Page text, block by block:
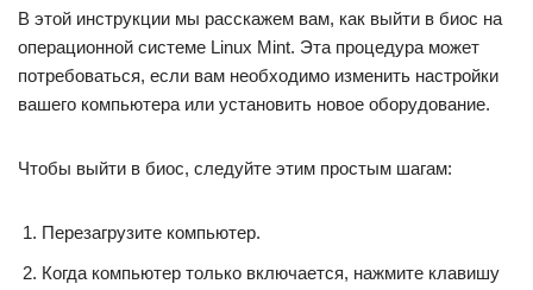
В этой инструкции мы расскажем вам, как выйти в биос на
операционной системе Linux Mint. Эта процедура может
потребоваться, если вам необходимо изменить настройки
вашего компьютера или установить новое оборудование.
Чтобы выйти в биос, следуйте этим простым шагам:
Перезагрузите компьютер.
Когда компьютер только включается, нажмите клавишу